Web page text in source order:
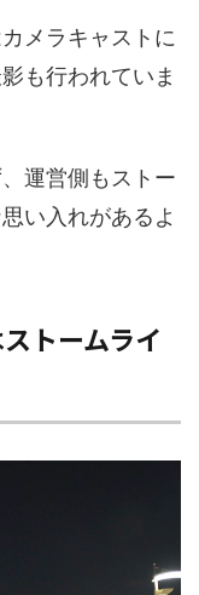
メラキャストに
も行われていま
運営側もストー
い入れがあるよ
トームライ